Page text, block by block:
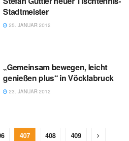
Stadtmeister
25. JANUAR 2012
„Gemeinsam bewegen, leicht
genießen plus“ in Vöcklabruck
23. JANUAR 2012
407 408 409